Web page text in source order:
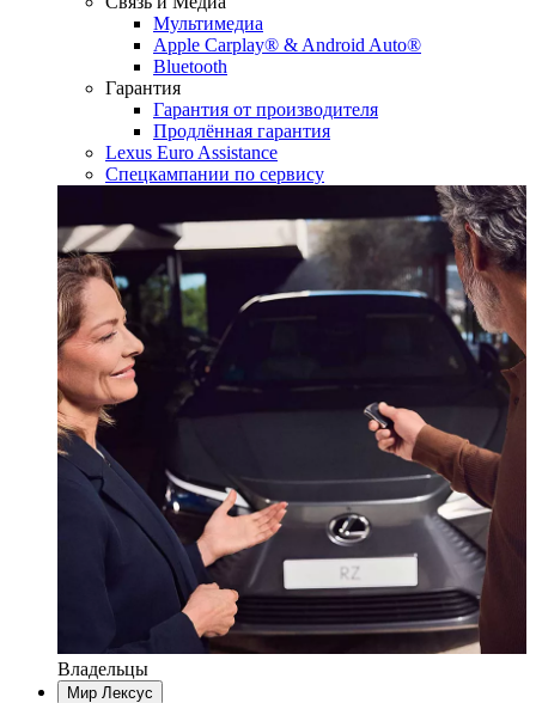
Мультимедиа
Apple Carplay® & Android Auto®
Bluetooth
Гарантия
Гарантия от производителя
Продлённая гарантия
Lexus Euro Assistance
Спецкампании по сервису
Владельцы
Мир Лексус